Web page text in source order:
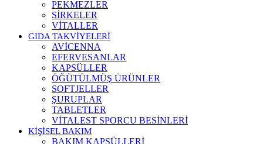
PEKMEZLER
SİRKELER
VİTALLER
GIDA TAKVİYELERİ
AVİCENNA
EFERVESANLAR
KAPSÜLLER
ÖĞÜTÜLMÜŞ ÜRÜNLER
SOFTJELLER
ŞURUPLAR
TABLETLER
VİTALEST SPORCU BESİNLERİ
KİŞİSEL BAKIM
BAKIM KAPSÜLLERİ